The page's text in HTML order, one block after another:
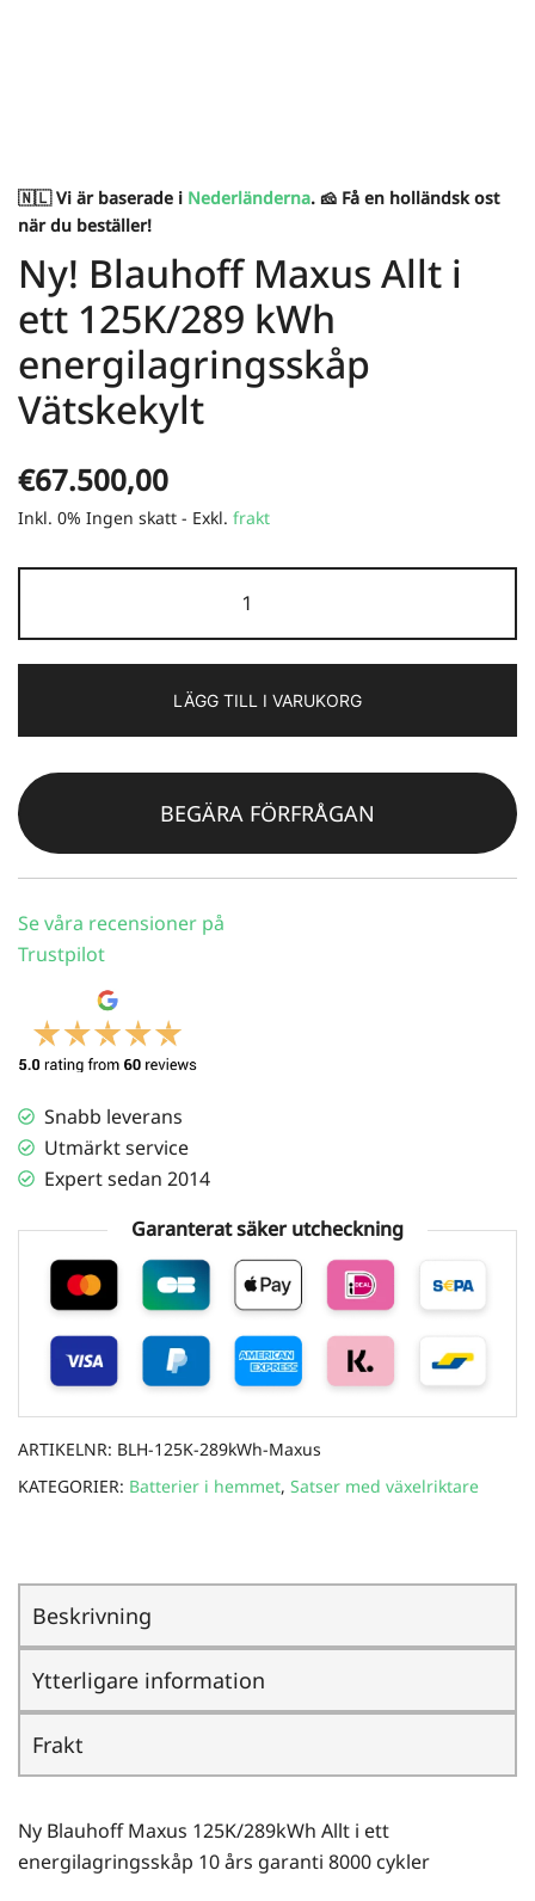
🇳🇱 Vi är baserade i Nederländerna. 🧀 Få en holländsk ost
när du beställer!
Ny! Blauhoff Maxus Allt i
ett 125K/289 kWh
energilagringsskåp
Vätskekylt
€67.500,00
Inkl. 0% Ingen skatt - Exkl. frakt
Maxus
in
One
125K/289
kWh
Energy
Storage
LÄGG TILL I VARUKORG
BEGÄRA FÖRFRÅGAN
Se våra recensioner på
Trustpilot
Snabb leverans
Utmärkt service
Expert sedan 2014
Garanterat säker utcheckning
ARTIKELNR: BLH-125K-289kWh-Maxus
KATEGORIER: Batterier i hemmet, Satser med växelriktare
Beskrivning
Ytterligare information
Frakt
Ny Blauhoff Maxus 125K/289kWh Allt i ett
energilagringsskåp 10 års garanti 8000 cykler